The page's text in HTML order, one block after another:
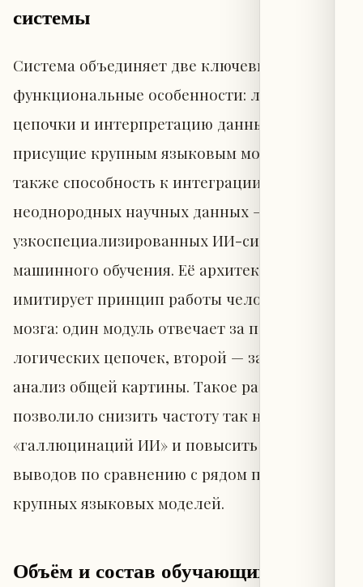
системы
Система объединяет две ключевые
функциональные особенности: логические
цепочки и интерпретацию данных,
присущие крупным языковым моделям, а
также способность к интеграции
неоднородных научных данных — свойство
узкоспециализированных ИИ-систем
машинного обучения. Её архитектура
имитирует принцип работы человеческого
мозга: один модуль отвечает за построение
логических цепочек, второй — за целостный
анализ общей картины. Такое разделение
позволило снизить частоту так называемых
«галлюцинаций ИИ» и повысить точность
выводов по сравнению с рядом передовых
крупных языковых моделей.
Объём и состав обучающих данных